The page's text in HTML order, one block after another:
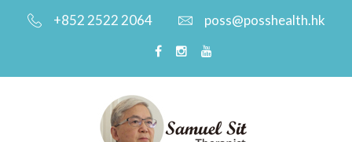
+852 2522 2064 poss@posshealth.hk